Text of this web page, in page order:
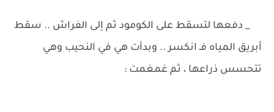
_ دفعها لتسقط على الكومود ثم إلى الفراش .. سقط
أبريق المياه فـ انكسر .. وبدأت هي في النحيب وهي
تتحسس ذراعها ، ثم غمغمت :